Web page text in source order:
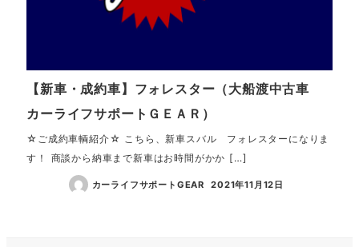
【新車・成約車】フォレスター（大船渡中古車
カーライフサポートＧＥＡＲ）
☆ご成約車輌紹介☆ こちら、新車スバル フォレスターになりま
す！ 商談から納車まで新車はお時間がかか […]
カーライフサポートGEAR 2021年11月12日